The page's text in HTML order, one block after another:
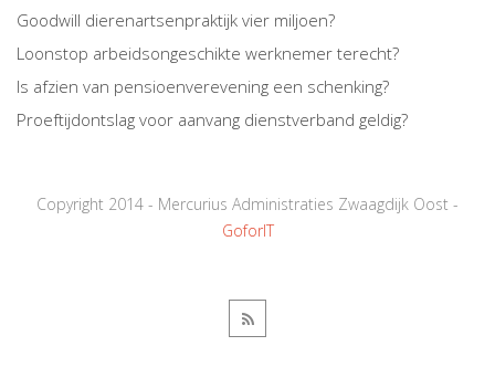
Goodwill dierenartsenpraktijk vier miljoen?
Loonstop arbeidsongeschikte werknemer terecht?
Is afzien van pensioenverevening een schenking?
Proeftijdontslag voor aanvang dienstverband geldig?
Copyright 2014 - Mercurius Administraties Zwaagdijk Oost -
GoforIT